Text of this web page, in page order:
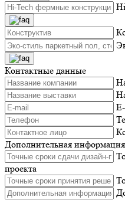
Контактные данные
Дополнительная информация
проекта